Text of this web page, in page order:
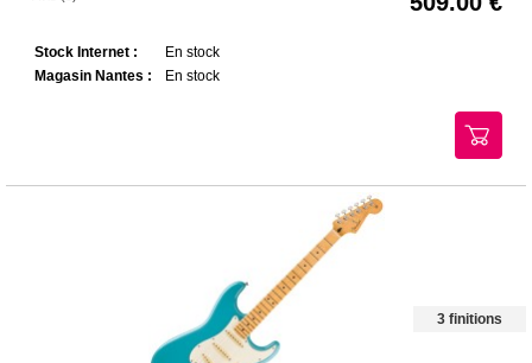
Stock Internet :
En stock
Magasin Nantes :
En stock
3 finitions